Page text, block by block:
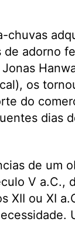
chuvas
de adorno
os
do
dias
de um
V a.C.,
XII ou XI